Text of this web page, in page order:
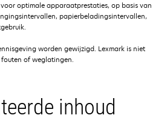
optimale apparaatprestaties, op basis van
papierbeladingsintervallen,
worden gewijzigd. Lexmark is niet
of weglatingen.
inhoud